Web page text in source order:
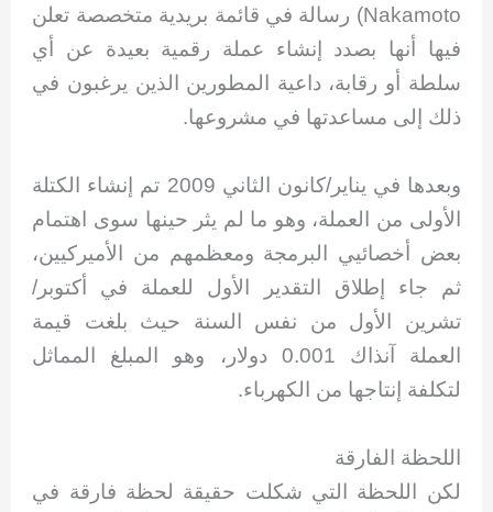
Nakamoto) رسالة في قائمة بريدية متخصصة تعلن
فيها أنها بصدد إنشاء عملة رقمية بعيدة عن أي
سلطة أو رقابة، داعية المطورين الذين يرغبون في
ذلك إلى مساعدتها في مشروعها.
وبعدها في يناير/كانون الثاني 2009 تم إنشاء الكتلة
الأولى من العملة، وهو ما لم يثر حينها سوى اهتمام
بعض أخصائيي البرمجة ومعظمهم من الأميركيين،
ثم جاء إطلاق التقدير الأول للعملة في أكتوبر/
تشرين الأول من نفس السنة حيث بلغت قيمة
العملة آنذاك 0.001 دولار، وهو المبلغ المماثل
لتكلفة إنتاجها من الكهرباء.
اللحظة الفارقة
لكن اللحظة التي شكلت حقيقة لحظة فارقة في